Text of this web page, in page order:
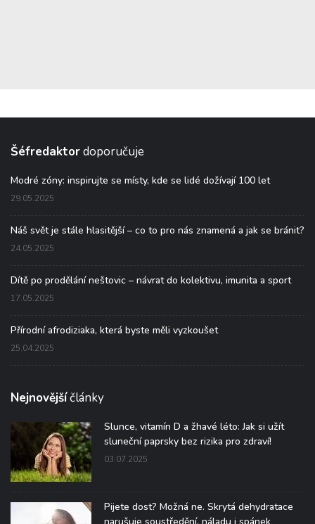
Šéfredaktordoporučuje
Modré zóny: inspirujte se místy, kde se lidé dožívají 100 let
29.05.2025
Náš svět je stále hlasitější – co to pro nás znamená a jak se bránit?
24.05.2025
Dítě po prodělání neštovic – návrat do kolektivu, imunita a sport
17.05.2025
Přírodní afrodiziaka, která byste měli vyzkoušet
25.04.2025
Nejnovějšíčlánky
Slunce, vitamín D a žhavé léto: Jak si užít
sluneční paprsky bez rizika pro zdraví!
03.07.2025
Pijete dost? Možná ne. Skrytá dehydratace